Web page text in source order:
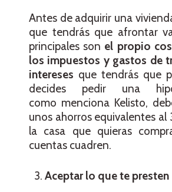
Antes de adquirir una
que tendrás que afrontar
principales son el propio
los impuestos y gastos de
intereses que tendrás que
decides pedir una
como menciona Kelisto,
unos ahorros equivalentes
la casa que quieras
cuentas cuadren.
Aceptar lo que te presten